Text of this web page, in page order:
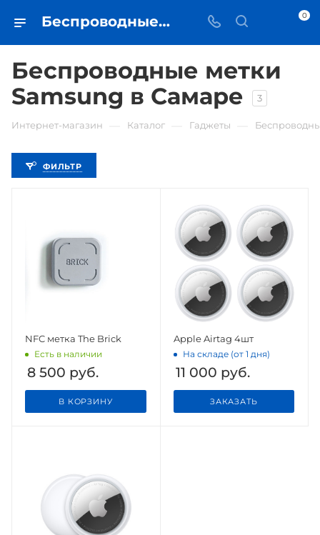
Беспроводные метки Samsung • купить беспроводную метку в Самаре - iЧехол 0
Беспроводные метки
Samsung в Самаре
3
Интернет-магазин Каталог Гаджеты
ФИЛЬТР
NFC метка The Brick
Есть в наличии
8 500 руб.
В КОРЗИНУ
Apple Airtag 4шт
На складе (от 1 дня)
11 000 руб.
ЗАКАЗАТЬ